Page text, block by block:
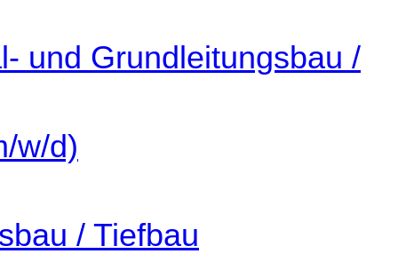
und Grundleitungsbau /
w/d)
/ Tiefbau